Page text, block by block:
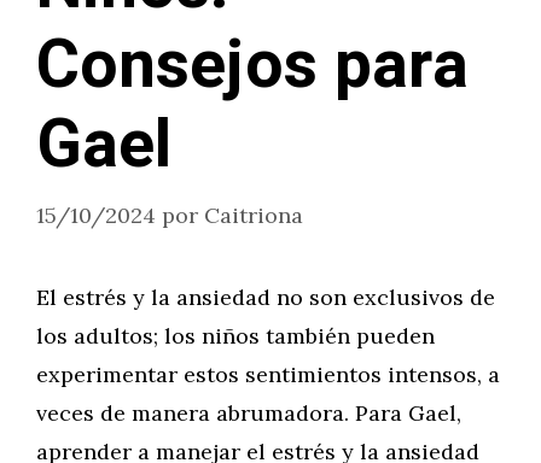
Consejos para
Gael
15/10/2024 por Caitriona
El estrés y la ansiedad no son exclusivos de
los adultos; los niños también pueden
experimentar estos sentimientos intensos, a
veces de manera abrumadora. Para Gael,
aprender a manejar el estrés y la ansiedad